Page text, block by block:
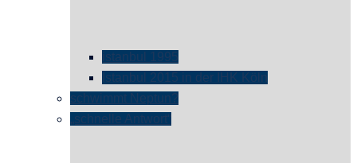
istanbul 1995
Istanbul 2015 in der IHK Köln
schwimmt Neptun?
„schnelle Antwort“